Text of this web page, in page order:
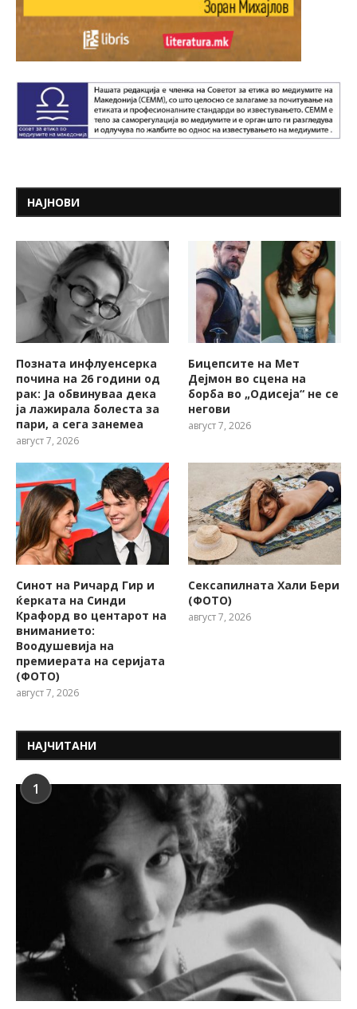
НАЈНОВИ
Позната инфлуенсерка
почина на 26 години од
рак: Ја обвинуваа дека
ја лажирала болеста за
пари, а сега занемеа
август 7, 2026
Бицепсите на Мет
Дејмон во сцена на
борба во „Одисеја“ не се
негови
август 7, 2026
Синот на Ричард Гир и
ќерката на Синди
Крафорд во центарот на
вниманието:
Воодушевија на
премиерата на серијата
(ФОТО)
август 7, 2026
Сексапилната Хали Бери
(ФОТО)
август 7, 2026
НАЈЧИТАНИ
1